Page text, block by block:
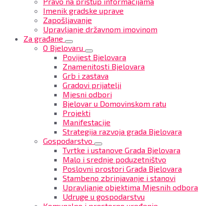
Imenik gradske uprave
Zapošljavanje
Upravljanje državnom imovinom
Za građane
O Bjelovaru
Povijest Bjelovara
Znamenitosti Bjelovara
Grb i zastava
Gradovi prijatelji
Mjesni odbori
Bjelovar u Domovinskom ratu
Projekti
Manifestacije
Strategija razvoja grada Bjelovara
Gospodarstvo
Tvrtke i ustanove Grada Bjelovara
Malo i srednje poduzetništvo
Poslovni prostori Grada Bjelovara
Stambeno zbrinjavanje i stanovi
Upravljanje objektima Mjesnih odbora
Udruge u gospodarstvu